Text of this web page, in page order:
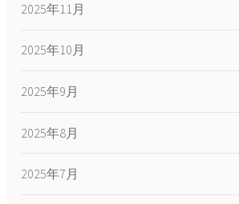
2025年11月
2025年10月
2025年9月
2025年8月
2025年7月